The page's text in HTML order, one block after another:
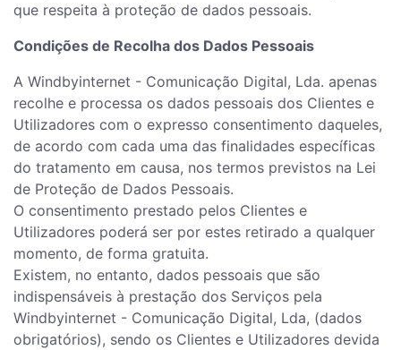
que respeita à proteção de dados pessoais.
Condições de Recolha dos Dados Pessoais
A Windbyinternet - Comunicação Digital, Lda. apenas
recolhe e processa os dados pessoais dos Clientes e
Utilizadores com o expresso consentimento daqueles,
de acordo com cada uma das finalidades específicas
do tratamento em causa, nos termos previstos na Lei
de Proteção de Dados Pessoais.
O consentimento prestado pelos Clientes e
Utilizadores poderá ser por estes retirado a qualquer
momento, de forma gratuita.
Existem, no entanto, dados pessoais que são
indispensáveis à prestação dos Serviços pela
Windbyinternet - Comunicação Digital, Lda, (dados
obrigatórios), sendo os Clientes e Utilizadores devida